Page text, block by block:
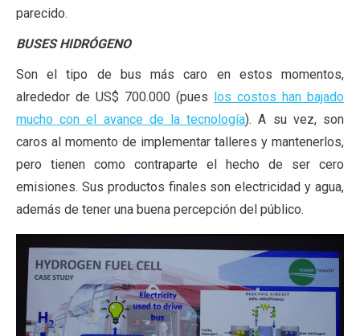
parecido.
BUSES HIDRÓGENO
Son el tipo de bus más caro en estos momentos,
alrededor de US$ 700.000 (pues los costos han bajado
mucho con el avance de la tecnología). A su vez, son
caros al momento de implementar talleres y mantenerlos,
pero tienen como contraparte el hecho de ser cero
emisiones. Sus productos finales son electricidad y agua,
además de tener una buena percepción del público.